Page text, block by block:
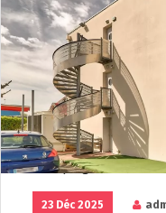
Restaurants à thème
Salons de thé
Voyager
Tous les hôtels
hôtels F1
Campings
Gites
23 Déc 2025